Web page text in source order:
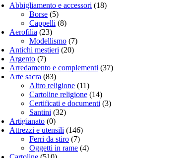
Abbigliamento e accessori (18)
Borse (5)
Cappelli (8)
Aerofilia (23)
Modellismo (7)
Antichi mestieri (20)
Argento (7)
Arredamento e complementi (37)
Arte sacra (83)
Altro religione (11)
Cartoline religione (14)
Certificati e documenti (3)
Santini (32)
Artigianato (0)
Attrezzi e utensili (146)
Ferri da stiro (7)
Oggetti in rame (4)